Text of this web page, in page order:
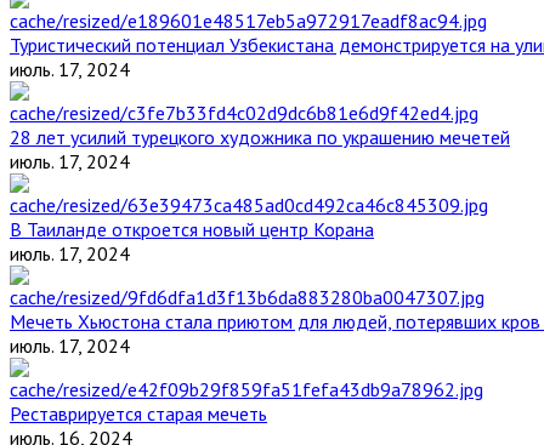
Туристический потенциал Узбекистана демонстрируется на
июль. 17, 2024
28 лет усилий турецкого художника по украшению мечетей
июль. 17, 2024
В Таиланде откроется новый центр Корана
июль. 17, 2024
Мечеть Хьюстона стала приютом для людей, потерявших кров
июль. 17, 2024
Реставрируется старая мечеть
июль. 16, 2024